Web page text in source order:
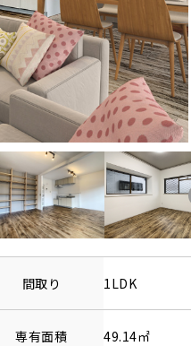
間取り 1LDK
専有面積 49.14㎡